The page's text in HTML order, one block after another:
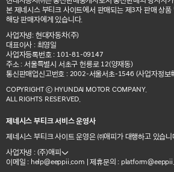
본 제네시스 부티크 사이트에서 판매되는 제3자 판매 상
해당 판매자에게 있습니다.
사업자명: 현대자동차(주)
대표이사 : 최영일
사업자등록번호 : 101-81-09147
주소 : 서울특별시 서초구 헌릉로 12(양재동)
통신판매업신고번호 : 2002-서울서초-1546 (사업자정보
COPYRIGHT ⓒ HYUNDAI MOTOR COMPANY.
ALL RIGHTS RESERVED.
제네시스 부티크 서비스 운영사
제네시스 부티크 사이트 운영은 ㈜애피가 대행하고 있습니
사업자명 : (주)애피
이메일 :
| 제휴문의 :